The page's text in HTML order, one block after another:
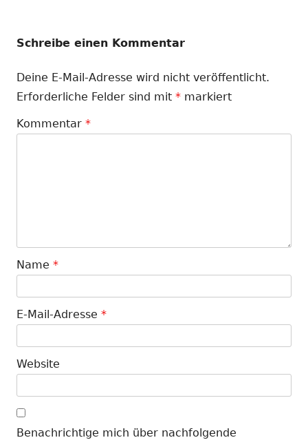
Schreibe einen Kommentar
Deine E-Mail-Adresse wird nicht veröffentlicht.
Erforderliche Felder sind mit * markiert
Kommentar *
Name *
E-Mail-Adresse *
Website
Benachrichtige mich über nachfolgende